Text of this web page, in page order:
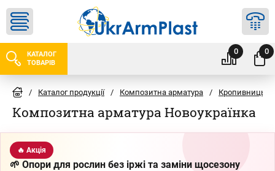
КАТАЛОГ
ТОВАРІВ
0 0
/ Каталог продукції / Композитна арматура /
Композитна арматура Новоукраїнка
🔥 Акція
🌱 Опори для рослин без іржі та заміни щосезону